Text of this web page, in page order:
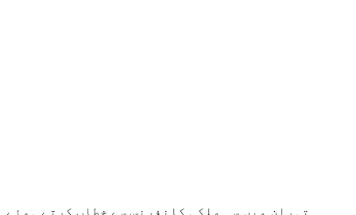
تہران میں سہ ملکی کانفرنس سے خطاب کرتے ہوئے